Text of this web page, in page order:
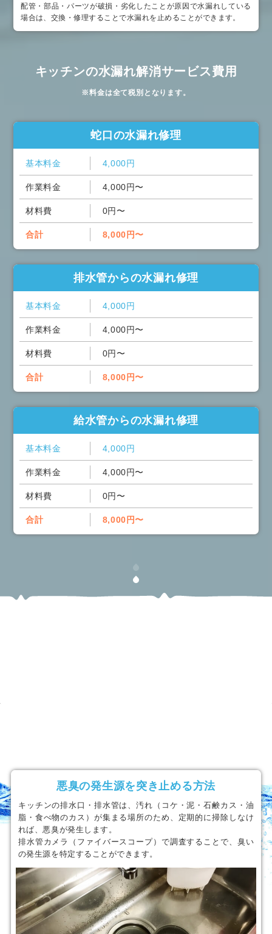
配管・部品・パーツが破損・劣化したことが原因で水漏れしている
場合は、交換・修理することで水漏れを止めることができます。
キッチンの水漏れ解消サービス費用
※料金は全て税別となります。
蛇口の水漏れ修理
基本料金 4,000円
作業料金 4,000円〜
材料費 0円〜
合計 8,000円〜
排水管からの水漏れ修理
基本料金 4,000円
作業料金 4,000円〜
材料費 0円〜
合計 8,000円〜
給水管からの水漏れ修理
基本料金 4,000円
作業料金 4,000円〜
材料費 0円〜
合計 8,000円〜
悪臭の発生源を突き止める方法
キッチンの排水口・排水管は、汚れ（コケ・泥・石鹸カス・油
脂・食べ物のカス）が集まる場所のため、定期的に掃除しなけ
れば、悪臭が発生します。
排水管カメラ（ファイバースコープ）で調査することで、臭い
の発生源を特定することができます。